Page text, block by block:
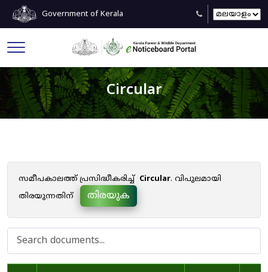
Government of Kerala
Circular
സമീപകാലത്ത് പ്രസിദ്ധീകരിച്ച് Circular. വിപുലമായി
തിരയുന്നതിന്
തിരയുക